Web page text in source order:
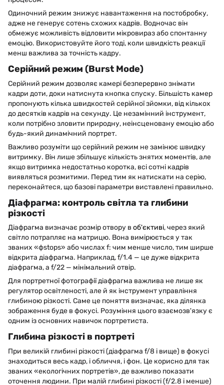
Одиночний режим знижує навантаження на постобробку,
адже не генерує сотень схожих кадрів. Водночас він
обмежує можливість відловити мікровираз або спонтанну
емоцію. Використовуйте його тоді, коли швидкість реакції
менш важлива за точність кадру.
Серійний режим (Burst Mode)
Серійний режим дозволяє камері безперервно знімати
кадри доти, доки натиснута кнопка спуску. Більшість камер
пропонують кілька швидкостей серійної зйомки, від кількох
до десятків кадрів на секунду. Це незамінний інструмент,
коли потрібно зловити природну, неінсценовану емоцію або
будь-який динамічний портрет.
Важливо розуміти що серійний режим не замінює швидку
витримку. Він лише збільшує кількість знятих моментів, але
якщо витримка недостатньо коротка, всі сотні кадрів
виявляться розмитими. Перед тим як натискати на серію,
переконайтеся, що базові параметри виставлені правильно.
Діафрагма: контроль світла та глибини
різкості
Діафрагма визначає розмір отвору в об'єктиві, через який
світло потрапляє на матрицю. Вона вимірюється у так
званих «фstops» або числах f: чим менше число, тим ширше
відкрита діафрагма. Наприклад, f/1.4 — це дуже відкрита
діафрагма, а f/22 — мінімальний отвір.
Для портретної фотографії діафрагма важлива не лише як
регулятор освітленості, але й як інструмент управління
глибиною різкості. Саме це поняття визначає, яка ділянка
зображення буде в фокусі. Розуміння цього взаємозв'язку є
одним із основних навичок портретиста.
Глибина різкості в портреті
При великій глибині різкості (діафрагма f/8 і вище) в фокусі
знаходиться весь кадр, і обличчя, і фон. Це корисно для так
званих «екологічних портретів», де важливо показати
оточення людини. При малій глибині різкості (f/2.8 і менше)